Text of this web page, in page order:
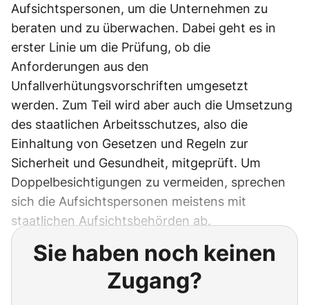
Aufsichtspersonen, um die Unternehmen zu
beraten und zu überwachen. Dabei geht es in
erster Linie um die Prüfung, ob die
Anforderungen aus den
Unfallverhütungsvorschriften umgesetzt
werden. Zum Teil wird aber auch die Umsetzung
des staatlichen Arbeitsschutzes, also die
Einhaltung von Gesetzen und Regeln zur
Sicherheit und Gesundheit, mitgeprüft. Um
Doppelbesichtigungen zu vermeiden, sprechen
sich die Aufsichtspersonen meistens mit
staatlichen Aufsichtsbehörden ab.
Sie haben noch keinen
Zugang?